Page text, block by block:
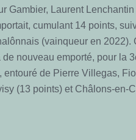
Gambier, Laurent
cumulant 14 points,
(vainqueur en 2022).
nouveau emporté, pour la
de Pierre Villegas,
(13 points) et Châlons-en-